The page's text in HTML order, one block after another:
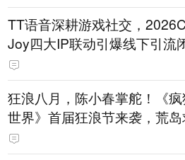
TT语音深耕游戏社交，
Joy四大IP联动引爆线下引流
狂浪八月，陈小春掌舵！《
世界》首届狂浪节来袭，荒
直播即将开启